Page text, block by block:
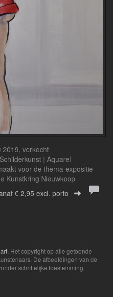
verkocht
| Aquarel
voor de thema-expositie
Kunstkring Nieuwkoop
€ 2,95 excl. porto
. Het copyright op alle getoonde
De afbeeldingen van de
schriftelijke toestemming.